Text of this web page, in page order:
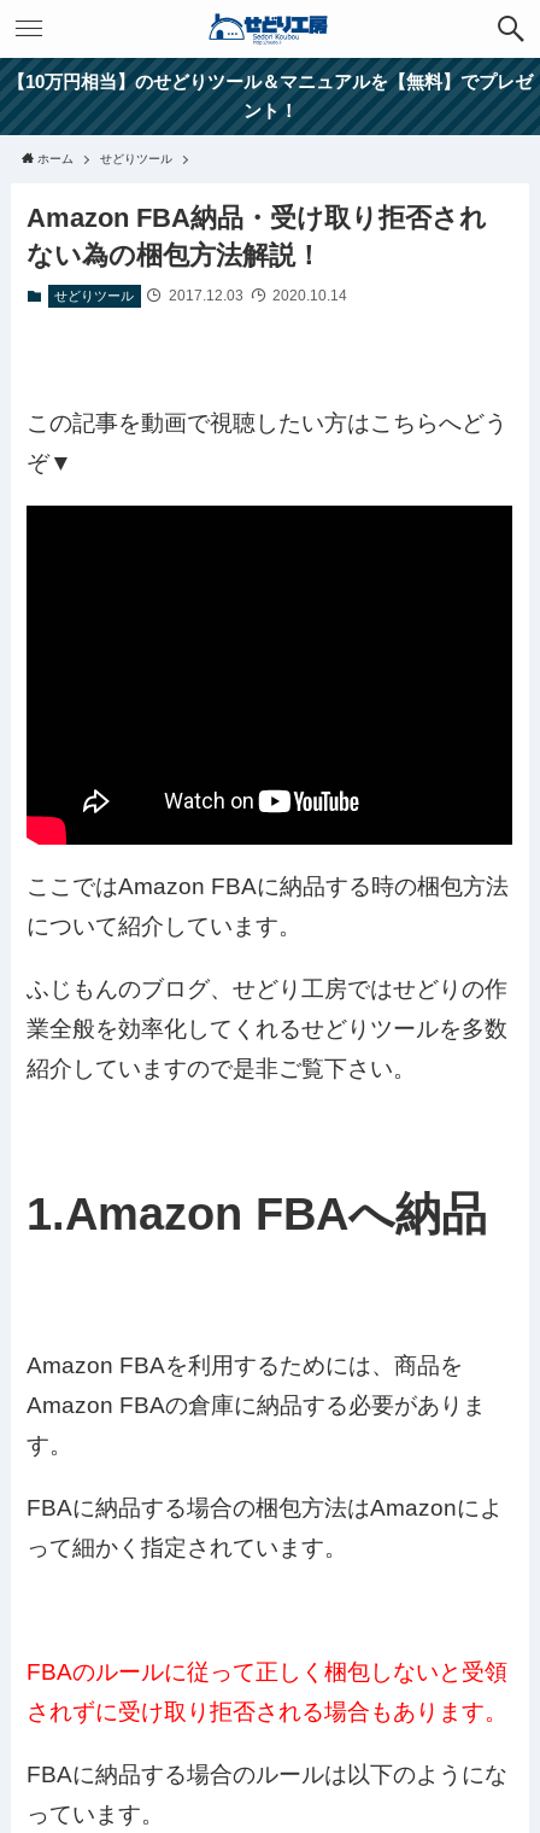
【10万円相当】のせどりツール＆マニュアルを【無料】でプレゼ
ント！
ホーム せどりツール
Amazon FBA納品・受け取り拒否され
ない為の梱包方法解説！
せどりツール 2017.12.03 2020.10.14
この記事を動画で視聴したい方はこちらへどう
ぞ▼
ここではAmazon FBAに納品する時の梱包方法
について紹介しています。
ふじもんのブログ、せどり工房ではせどりの作
業全般を効率化してくれるせどりツールを多数
紹介していますので是非ご覧下さい。
1.Amazon FBAへ納品
Amazon FBAを利用するためには、商品を
Amazon FBAの倉庫に納品する必要がありま
す。
FBAに納品する場合の梱包方法はAmazonによ
って細かく指定されています。
FBAのルールに従って正しく梱包しないと受領
されずに受け取り拒否される場合もあります。
FBAに納品する場合のルールは以下のようにな
っています。